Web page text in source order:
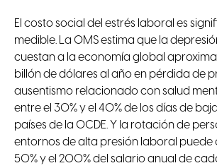
El costo social del estrés laboral es
medible. La OMS estima que la
cuestan a la economía global
billón de dólares al año en pérdida de
ausentismo relacionado con salud
entre el 30% y el 40% de los días de
países de la OCDE. Y la rotación de
entornos de alta presión laboral puede
50% y el 200% del salario anual de